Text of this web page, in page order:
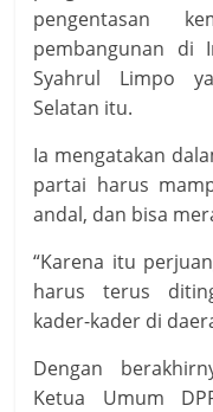
pengentasan
pembangunan di
Syahrul Limpo
Selatan itu.
Ia mengatakan
partai harus
andal, dan bisa
“Karena itu
harus terus
kader-kader di
Dengan
Ketua Umum